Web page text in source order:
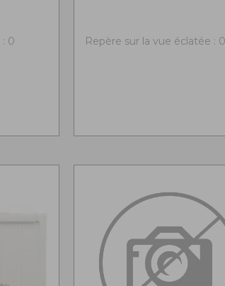
0 Repère sur la vue éclatée : 0